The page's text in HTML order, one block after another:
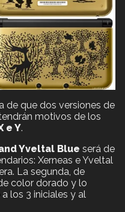
de que dos versiones de
motivos de los
e Y.
Yveltal Blue será de
Xerneas e Yveltal
La segunda, de
color dorado y lo
los 3 iniciales y al